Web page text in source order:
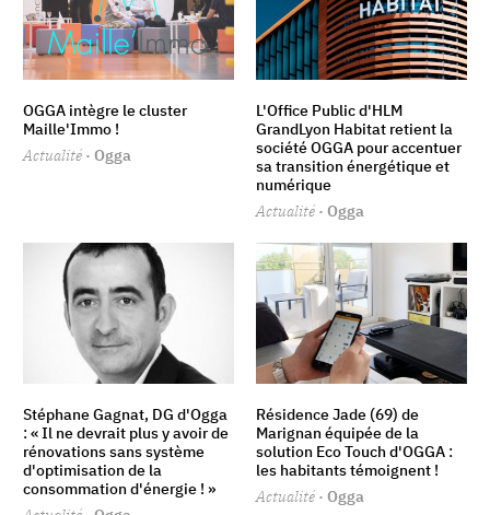
OGGA intègre le cluster
Maille'Immo !
Actualité · Ogga
L'Office Public d'HLM
GrandLyon Habitat retient la
société OGGA pour accentuer
sa transition énergétique et
numérique
Actualité · Ogga
Stéphane Gagnat, DG d'Ogga
: « Il ne devrait plus y avoir de
rénovations sans système
d'optimisation de la
consommation d'énergie ! »
Résidence Jade (69) de
Marignan équipée de la
solution Eco Touch d'OGGA :
les habitants témoignent !
Actualité · Ogga